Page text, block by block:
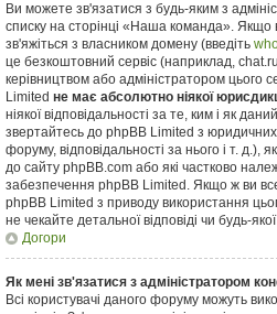
Ви можете зв'язатися з будь-яким з
списку на сторінці «Наша команда». Якщо
зв'яжіться з власником домену (введіть
це безкоштовний сервіс (наприклад,
керівництвом або адміністратором цього
Limited не має абсолютно ніякої
ніякої відповідальності за те, ким і як
звертайтесь до phpBB Limited з
форуму, відповідальності за нього і т. д.),
до сайту phpBB.com або які частково
забезпечення phpBB Limited. Якщо ж ви
phpBB Limited з приводу використання
не чекайте детальної відповіді чи будь-якої
Догори
Як мені зв'язатися з адміністратором
Всі користувачі даного форуму можуть